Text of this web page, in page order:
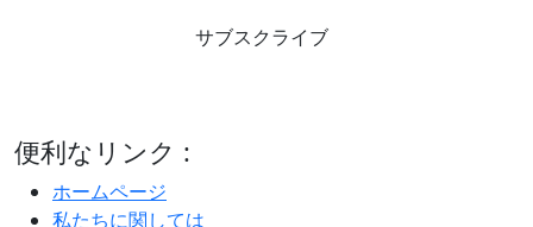
サブスクライブ
便利なリンク :
ホームページ
私たちに関しては